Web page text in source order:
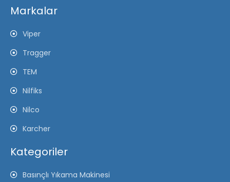
Markalar
Viper
Tragger
TEM
Nilfiks
Nilco
Karcher
Kategoriler
Basınçlı Yıkama Makinesi